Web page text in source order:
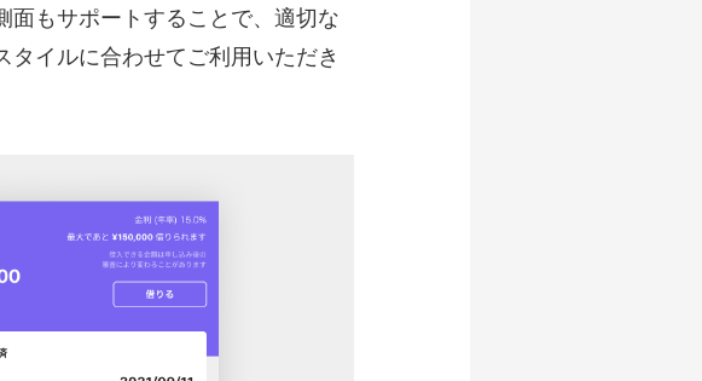
もサポートすることで、適切な
イルに合わせてご利用いただき